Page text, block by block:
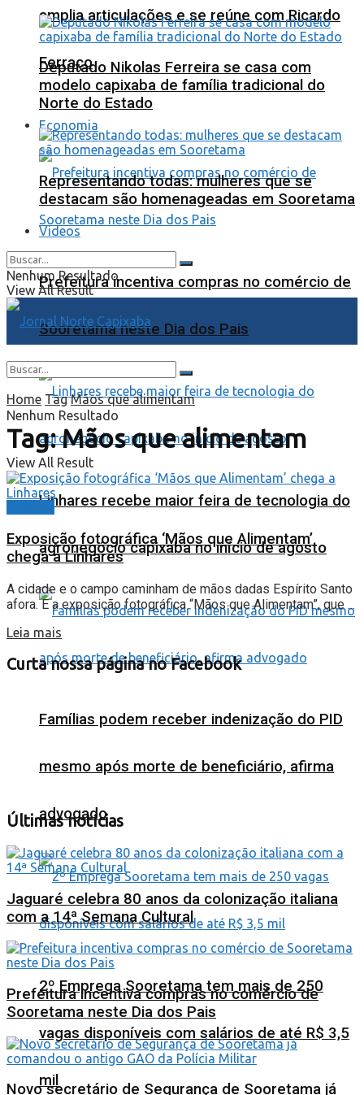
amplia articulações e se reúne com Ricardo
Ferraço
Economia
Prefeitura incentiva compras no comércio de
Sooretama neste Dia dos Pais
Linhares recebe maior feira de tecnologia do
agronegócio capixaba no início de agosto
Famílias podem receber indenização do PID
mesmo após morte de beneficiário, afirma
advogado
2º Emprega Sooretama tem mais de 250
vagas disponíveis com salários de até R$ 3,5
mil
Deputado Nikolas Ferreira se casa com
modelo capixaba de família tradicional do
Norte do Estado
Representando todas: mulheres que se
destacam são homenageadas em Sooretama
Videos
Nenhum Resultado
View All Result
Nenhum Resultado
View All Result
Home Tag Mãos que alimentam
Tag:Mãos que alimentam
Exposição fotográfica ‘Mãos que Alimentam’
chega a Linhares
A cidade e o campo caminham de mãos dadas Espírito Santo
afora. E a exposição fotográfica “Mãos que Alimentam”, que ...
Leia mais
Curta nossa página no Facebook
Últimas notícias
Jaguaré celebra 80 anos da colonização italiana
com a 14ª Semana Cultural
Prefeitura incentiva compras no comércio de
Sooretama neste Dia dos Pais
Novo secretário de Segurança de Sooretama já